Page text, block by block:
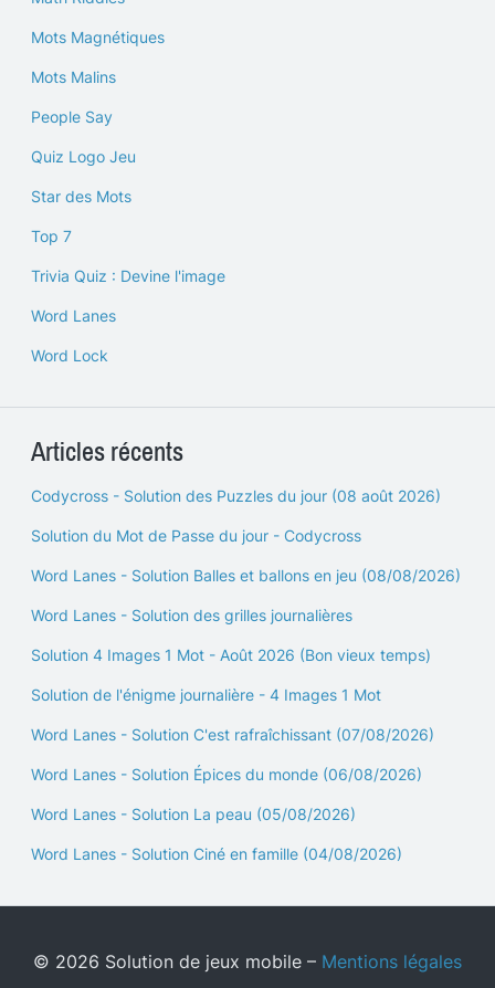
Mots Magnétiques
Mots Malins
People Say
Quiz Logo Jeu
Star des Mots
Top 7
Trivia Quiz : Devine l'image
Word Lanes
Word Lock
Articles récents
Codycross - Solution des Puzzles du jour (08 août 2026)
Solution du Mot de Passe du jour - Codycross
Word Lanes - Solution Balles et ballons en jeu (08/08/2026)
Word Lanes - Solution des grilles journalières
Solution 4 Images 1 Mot - Août 2026 (Bon vieux temps)
Solution de l'énigme journalière - 4 Images 1 Mot
Word Lanes - Solution C'est rafraîchissant (07/08/2026)
Word Lanes - Solution Épices du monde (06/08/2026)
Word Lanes - Solution La peau (05/08/2026)
Word Lanes - Solution Ciné en famille (04/08/2026)
© 2026 Solution de jeux mobile – Mentions légales